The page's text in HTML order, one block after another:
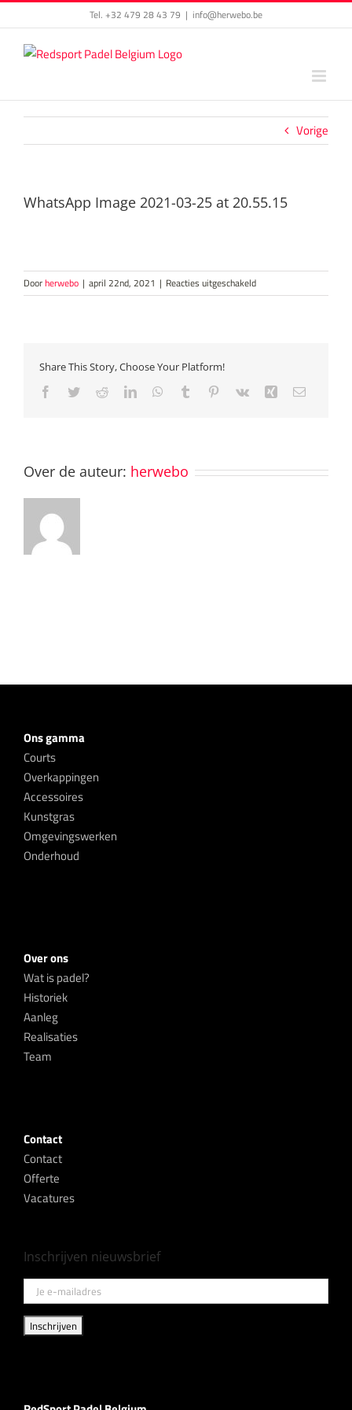
to
content
Tel. +32 479 28 43 79 | info@herwebo.be
Vorige
WhatsApp Image 2021-03-25 at 20.55.15
Doorherwebo | april 22nd, 2021 | Reacties uitgeschakeldvoor
WhatsApp
20.55.15
Share This Story, Choose Your Platform!
Facebook
TwitterRedditLinkedInWhatsApp
Tumblr Pinterest
Vk Xing E-
Over de auteur: herwebo
Ons gamma
Courts
Overkappingen
Accessoires
Kunstgras
Omgevingswerken
Onderhoud
Over ons
Wat is padel?
Historiek
Aanleg
Realisaties
Team
Contact
Contact
Offerte
Vacatures
Inschrijven nieuwsbrief